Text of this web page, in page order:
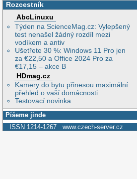
Rozcestník
AbcLinuxu
Týden na ScienceMag.cz: Vylepšený
test nenašel žádný rozdíl mezi
vodíkem a antiv
Ušetřete 30 %: Windows 11 Pro jen
za €22,50 a Office 2024 Pro za
€17,15 – akce B
HDmag.cz
Kamery do bytu přinesou maximální
přehled o vaší domácnosti
Testovací novinka
Píšeme jinde
ISSN 1214-1267 www.czech-server.cz